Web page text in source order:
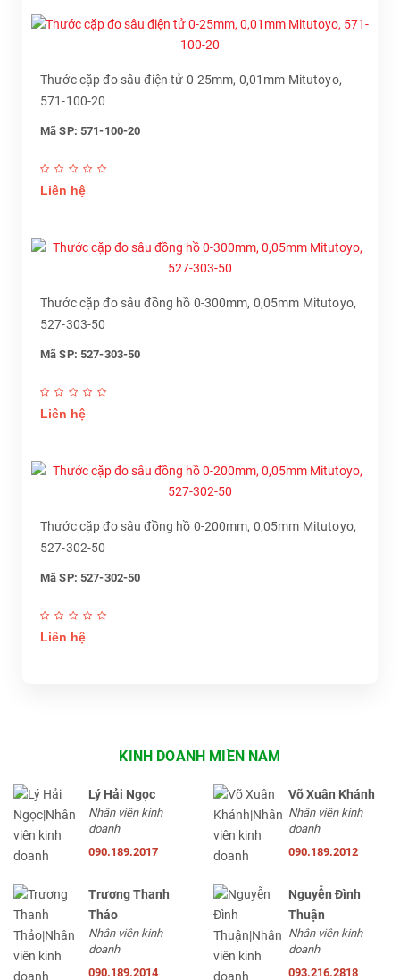
Thước cặp đo sâu điện tử 0-25mm, 0,01mm Mitutoyo,
571-100-20
Mã SP: 571-100-20
Liên hệ
Thước cặp đo sâu đồng hồ 0-300mm, 0,05mm Mitutoyo,
527-303-50
Mã SP: 527-303-50
Liên hệ
Thước cặp đo sâu đồng hồ 0-200mm, 0,05mm Mitutoyo,
527-302-50
Mã SP: 527-302-50
Liên hệ
KINH DOANH MIỀN NAM
Lý Hải Ngọc
Nhân viên kinh
doanh
090.189.2017
Võ Xuân Khánh
Nhân viên kinh
doanh
090.189.2012
Trương Thanh
Thảo
Nhân viên kinh
doanh
090.189.2014
Nguyễn Đình
Thuận
Nhân viên kinh
doanh
093.216.2818